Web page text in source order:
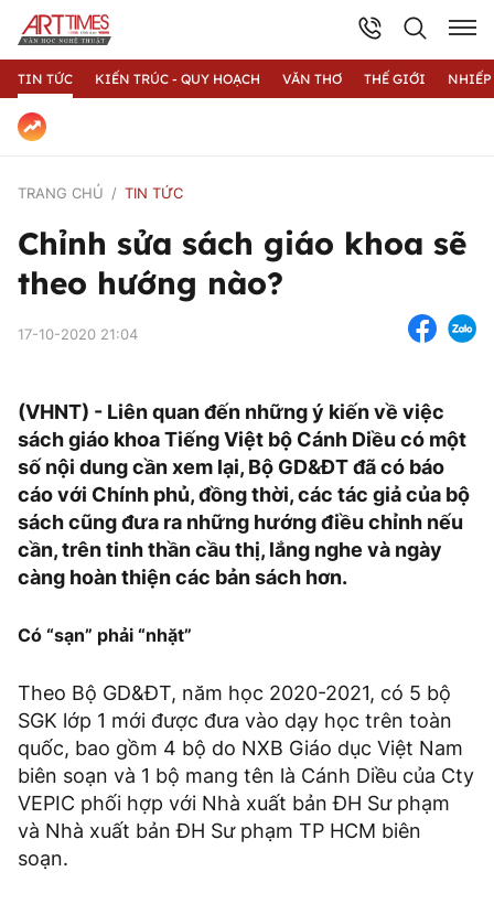
TIN TỨC KIẾN TRÚC - QUY HOẠCH VĂN THƠ THẾ GIỚI
TRANG CHỦ TIN TỨC
Chỉnh sửa sách giáo khoa sẽ
theo hướng nào?
17-10-2020 21:04
(VHNT) - Liên quan đến những ý kiến về việc
sách giáo khoa Tiếng Việt bộ Cánh Diều có một
số nội dung cần xem lại, Bộ GD&ĐT đã có báo
cáo với Chính phủ, đồng thời, các tác giả của bộ
sách cũng đưa ra những hướng điều chỉnh nếu
cần, trên tinh thần cầu thị, lắng nghe và ngày
càng hoàn thiện các bản sách hơn.
Có “sạn” phải “nhặt”
Theo Bộ GD&ĐT, năm học 2020-2021, có 5 bộ
SGK lớp 1 mới được đưa vào dạy học trên toàn
quốc, bao gồm 4 bộ do NXB Giáo dục Việt Nam
biên soạn và 1 bộ mang tên là Cánh Diều của Cty
VEPIC phối hợp với Nhà xuất bản ĐH Sư phạm
và Nhà xuất bản ĐH Sư phạm TP HCM biên
soạn.